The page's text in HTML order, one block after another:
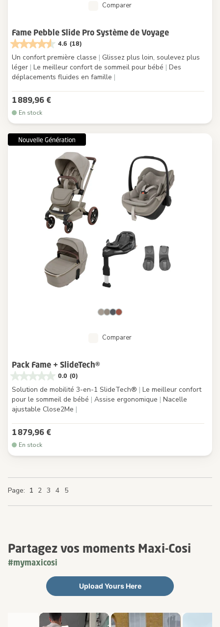
Comparer
Fame Pebble Slide Pro Système de Voyage
4.6 (18)
Un confort première classe | Glissez plus loin, soulevez plus
léger | Le meilleur confort de sommeil pour bébé | Des
déplacements fluides en famille |
1 889,96 €
En stock
Comparer
Pack Fame + SlideTech®
0.0 (0)
Solution de mobilité 3-en-1 SlideTech® | Le meilleur confort
pour le sommeil de bébé | Assise ergonomique | Nacelle
ajustable Close2Me |
1 879,96 €
En stock
Page You're currently reading page
1 Page
2 Page
3 Page
4 Page
5
Partagez vos moments Maxi-Cosi
#mymaxicosi
Upload Yours Here
Media Carousel
Carousel with product photos. Use the previous and next